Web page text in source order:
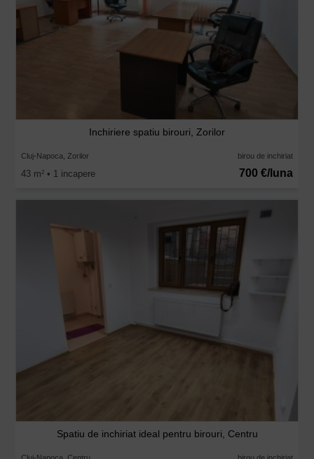
Inchiriere spatiu birouri, Zorilor
Cluj-Napoca, Zorilor birou de inchiriat
43 m2 • 1 incapere 700 €/luna
Spatiu de inchiriat ideal pentru birouri, Centru